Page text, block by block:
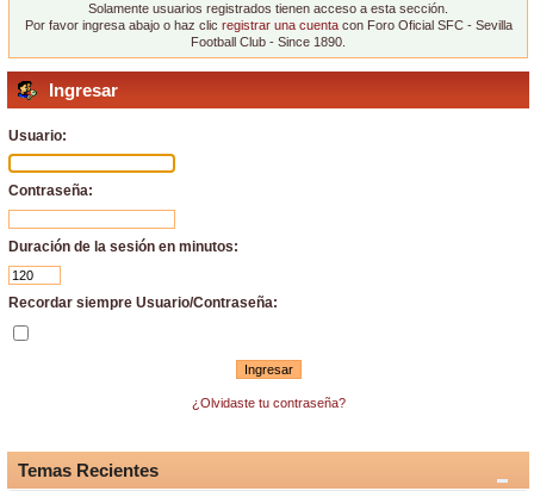
Solamente usuarios registrados tienen acceso a esta sección.
Por favor ingresa abajo o haz clic registrar una cuentacon Foro Oficial SFC - Sevilla
Football Club - Since 1890.
Ingresar
Usuario:
Contraseña:
Duración de la sesión en minutos:
Recordar siempre Usuario/Contraseña:
¿Olvidaste tu contraseña?
Temas Recientes